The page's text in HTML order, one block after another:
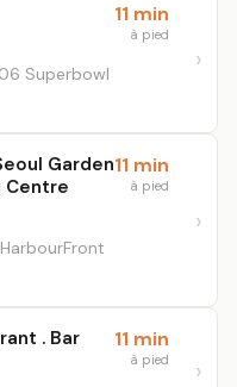
Superbowl
11 min
à pied
Garden
Centre
11 min
à pied
. Bar 11 min
à pied